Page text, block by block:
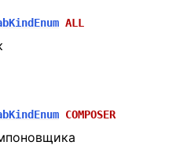
ALL
COMPOSER